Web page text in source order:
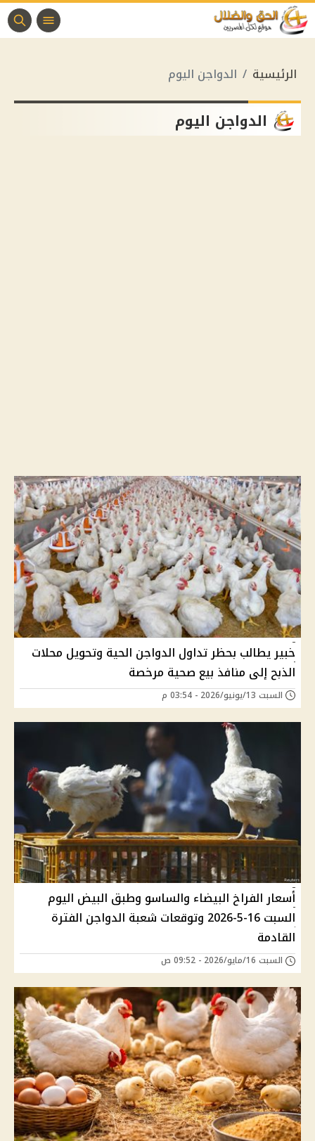
الرئيسية الدواجن اليوم
الدواجن اليوم
خبير يطالب بحظر تداول الدواجن الحية وتحويل محلات
الذبح إلى منافذ بيع صحية مرخصة
السبت 13/يونيو/2026 - 03:54 م
أسعار الفراخ البيضاء والساسو وطبق البيض اليوم
السبت 16-5-2026 وتوقعات شعبة الدواجن الفترة
القادمة
السبت 16/مايو/2026 - 09:52 ص